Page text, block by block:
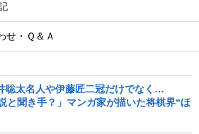
せ・Ｑ＆Ａ
聡太名人や伊藤匠二冠だけでなく…
と聞き手？」マンガ家が描いた将棋界“ほ